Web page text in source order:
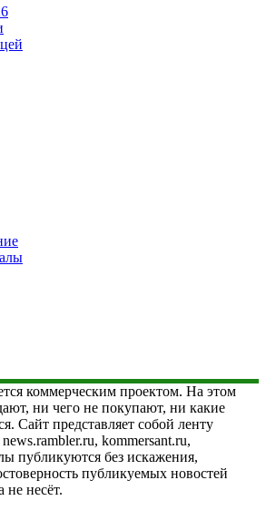
коммерческим проектом. На этом
ни чего не покупают, ни какие
Сайт представляет собой ленту
kommersant.ru,
публикуются без искажения,
публикуемых новостей
не несёт.